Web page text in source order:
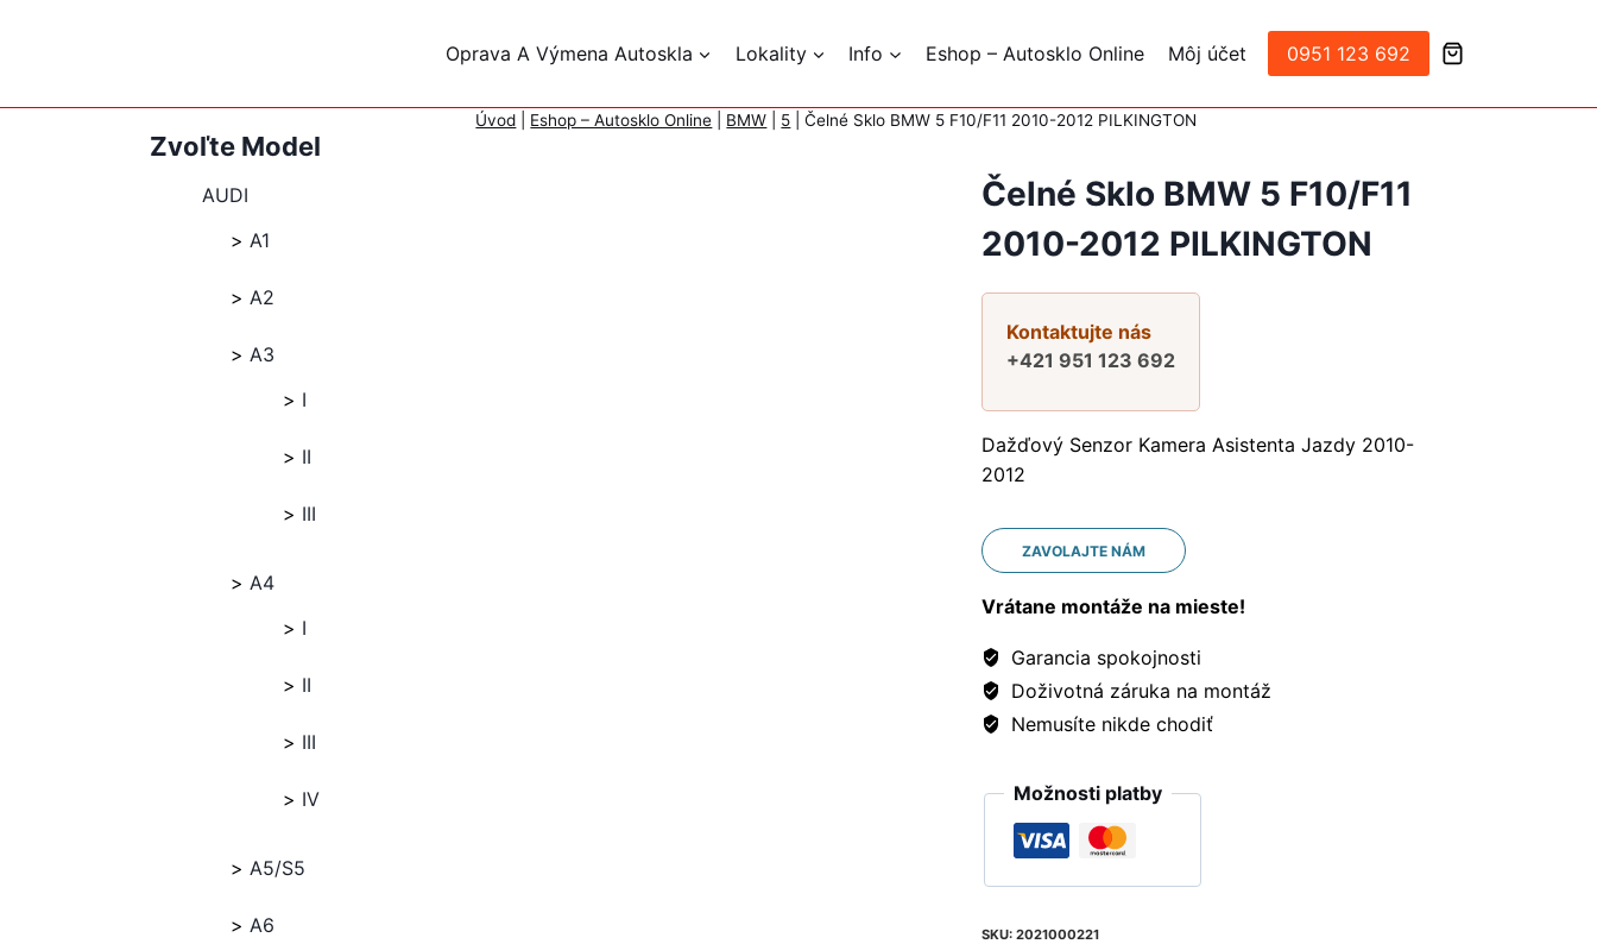
Oprava A Výmena Autoskla Lokality Info Eshop – Autosklo Online Môj účet 0951 123 692
Úvod Eshop – Autosklo Online BMW 5 |Čelné Sklo BMW 5 F10/F11 2010-2012 PILKINGTON
Čelné Sklo BMW 5 F10/F11
2010-2012 PILKINGTON
Kontaktujte nás
+421 951 123 692
Dažďový Senzor Kamera Asistenta Jazdy 2010-
2012
ZAVOLAJTE NÁM
Vrátane montáže na mieste!
Garancia spokojnosti
Doživotná záruka na montáž
Nemusíte nikde chodiť
Možnosti platby
SKU: 2021000221
Zvoľte Model
AUDI
A1
A2
A3
I
II
III
A4
I
II
III
IV
A5/S5
A6